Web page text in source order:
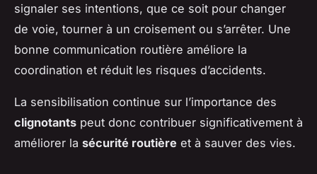
signaler ses intentions, que ce soit pour changer
de voie, tourner à un croisement ou s’arrêter. Une
bonne communication routière améliore la
coordination et réduit les risques d’accidents.
La sensibilisation continue sur l’importance des
clignotants peut donc contribuer significativement à
améliorer la sécurité routière et à sauver des vies.